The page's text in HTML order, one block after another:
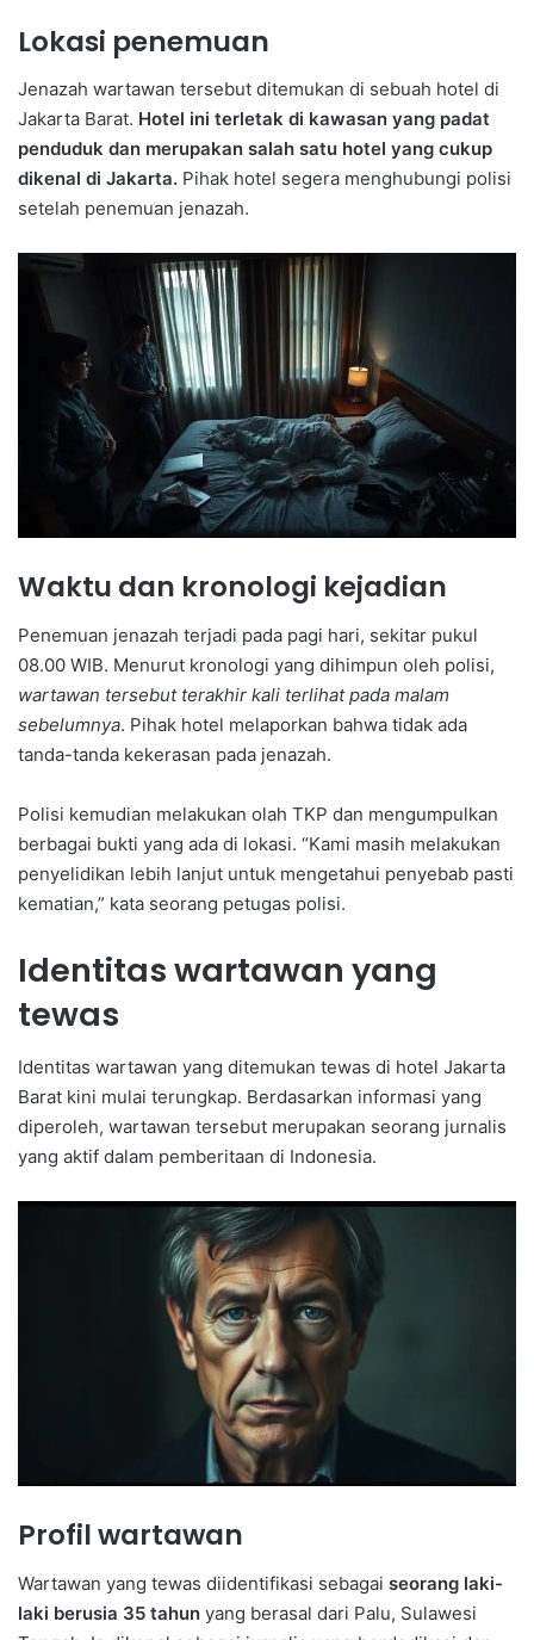
Lokasi penemuan
Jenazah wartawan tersebut ditemukan di sebuah hotel di
Jakarta Barat. Hotel ini terletak di kawasan yang padat
penduduk dan merupakan salah satu hotel yang cukup
dikenal di Jakarta. Pihak hotel segera menghubungi polisi
setelah penemuan jenazah.
Waktu dan kronologi kejadian
Penemuan jenazah terjadi pada pagi hari, sekitar pukul
08.00 WIB. Menurut kronologi yang dihimpun oleh polisi,
wartawan tersebut terakhir kali terlihat pada malam
sebelumnya. Pihak hotel melaporkan bahwa tidak ada
tanda-tanda kekerasan pada jenazah.
Polisi kemudian melakukan olah TKP dan mengumpulkan
berbagai bukti yang ada di lokasi. “Kami masih melakukan
penyelidikan lebih lanjut untuk mengetahui penyebab pasti
kematian,” kata seorang petugas polisi.
Identitas wartawan yang
tewas
Identitas wartawan yang ditemukan tewas di hotel Jakarta
Barat kini mulai terungkap. Berdasarkan informasi yang
diperoleh, wartawan tersebut merupakan seorang jurnalis
yang aktif dalam pemberitaan di Indonesia.
Profil wartawan
Wartawan yang tewas diidentifikasi sebagai seorang laki-
laki berusia 35 tahun yang berasal dari Palu, Sulawesi